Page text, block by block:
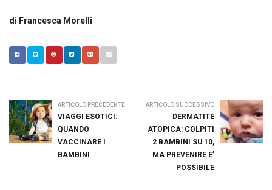
di Francesca Morelli
ARTICOLO PRECEDENTE
VIAGGI ESOTICI:
QUANDO
VACCINARE I
BAMBINI
ARTICOLO SUCCESSIVO
DERMATITE
ATOPICA: COLPITI
2 BAMBINI SU 10,
MA PREVENIRE E’
POSSIBILE